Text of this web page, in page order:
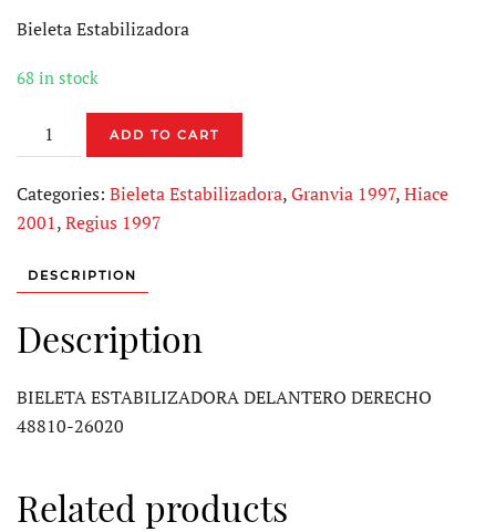
Bieleta Estabilizadora
68 in stock
BIELETA
DELANTERA
48810-
26020-
quantity
ADD TO CART
Categories: Bieleta Estabilizadora,Granvia 1997,Hiace
2001,Regius 1997
DESCRIPTION
Description
BIELETA ESTABILIZADORA DELANTERO DERECHO
48810-26020
Related products